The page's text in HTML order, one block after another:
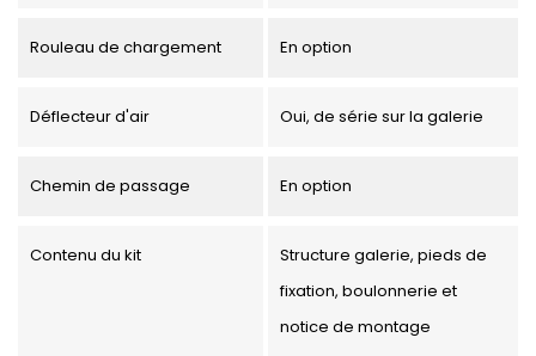
Rouleau de chargement En option
Déflecteur d'air Oui, de série sur la galerie
Chemin de passage En option
Contenu du kit
Structure galerie, pieds de
fixation, boulonnerie et
notice de montage